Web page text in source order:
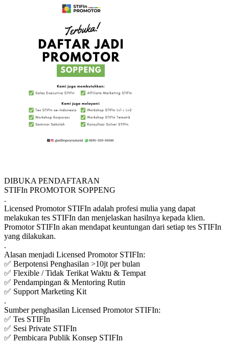
DIBUKA PENDAFTARAN
STIFIn PROMOTOR SOPPENG
.
Licensed Promotor STIFIn adalah profesi mulia yang dapat
melakukan tes STIFIn dan menjelaskan hasilnya kepada klien.
Promotor STIFIn akan mendapat keuntungan dari setiap tes STIFIn
yang dilakukan.
.
Alasan menjadi Licensed Promotor STIFIn:
✅ Berpotensi Penghasilan >10jt per bulan
✅ Flexible / Tidak Terikat Waktu & Tempat
✅ Pendampingan & Mentoring Rutin
✅ Support Marketing Kit
.
Sumber penghasilan Licensed Promotor STIFIn:
✅ Tes STIFIn
✅ Sesi Private STIFIn
✅ Pembicara Publik Konsep STIFIn